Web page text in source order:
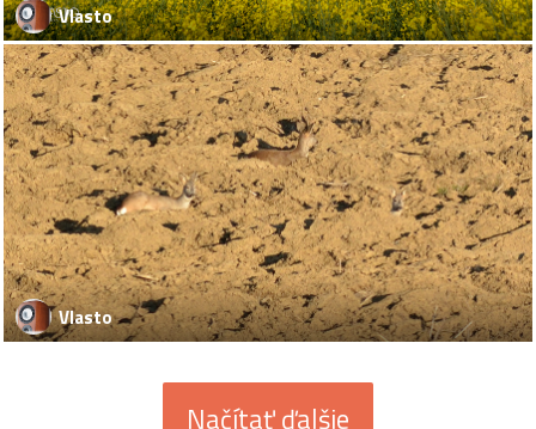
Vlasto
Vlasto
Načítať ďalšie